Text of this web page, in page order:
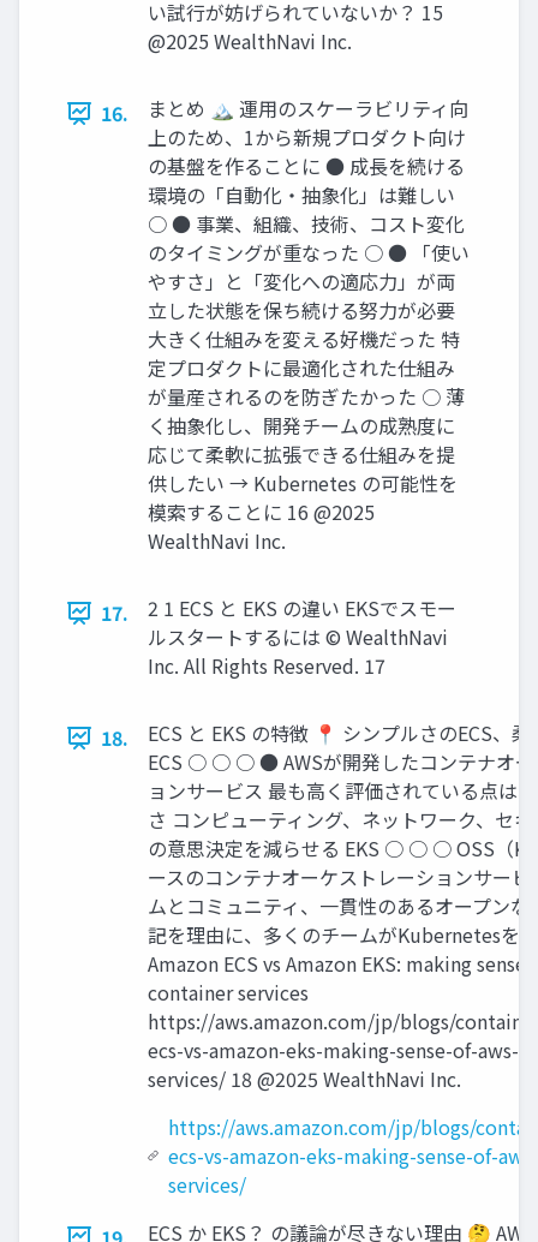
い試行が妨げられていないか？ 15
@2025 WealthNavi Inc.
16.
まとめ 🏔 運⽤のスケーラビリティ向
上のため、1から新規プロダクト向け
の基盤を作ることに ● 成⻑を続ける
環境の「⾃動化‧抽象化」は難しい
○ ● 事業、組織、技術、コスト変化
のタイミングが重なった ○ ● 「使い
やすさ」と「変化への適応⼒」が両
⽴した状態を保ち続ける努⼒が必要
⼤きく仕組みを変える好機だった 特
定プロダクトに最適化された仕組み
が量産されるのを防ぎたかった ○ 薄
く抽象化し、開発チームの成熟度に
応じて柔軟に拡張できる仕組みを提
供したい → Kubernetes の可能性を
模索することに 16 @2025
WealthNavi Inc.
17.
2 1 ECS と EKS の違い EKSでスモー
ルスタートするには © WealthNavi
Inc. All Rights Reserved. 17
18.
ECS と EKS の特徴 📍 シンプルさのECS、
ECS ○ ○ ○ ● AWSが開発したコンテナオー
ョンサービス 最も⾼く評価されている点は
さ コンピューティング、ネットワーク、セ
の意思決定を減らせる EKS ○ ○ ○ OSS（
ースのコンテナオーケストレーションサー
ムとコミュニティ、⼀貫性のあるオープンな
記を理由に、多くのチームがKubernetesを
Amazon ECS vs Amazon EKS: making sense
container services
https://aws.amazon.com/jp/blogs/
ecs-vs-amazon-eks-making-sense-of-aws-
services/ 18 @2025 WealthNavi Inc.
https://aws.amazon.com/jp/blogs/
ecs-vs-amazon-eks-making-sense-of-
services/
ECS か EKS？ の議論が尽きない理由 🤔